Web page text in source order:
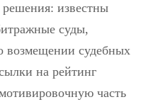
известны
суды,
возмещении судебных
на рейтинг
часть